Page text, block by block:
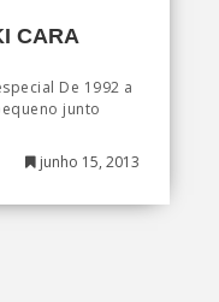
CARA
De 1992 a
junto
junho 15, 2013